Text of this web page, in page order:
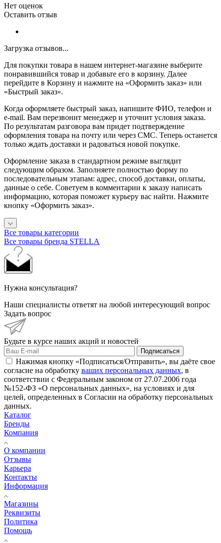
Нет оценок
Оставить отзыв
Загрузка отзывов...
Для покупки товара в нашем интернет-магазине выберите
понравившийся товар и добавьте его в корзину. Далее
перейдите в Корзину и нажмите на «Оформить заказ» или
«Быстрый заказ».
Когда оформляете быстрый заказ, напишите ФИО, телефон и
e-mail. Вам перезвонит менеджер и уточнит условия заказа.
По результатам разговора вам придет подтверждение
оформления товара на почту или через СМС. Теперь останется
только ждать доставки и радоваться новой покупке.
Оформление заказа в стандартном режиме выглядит
следующим образом. Заполняете полностью форму по
последовательным этапам: адрес, способ доставки, оплаты,
данные о себе. Советуем в комментарии к заказу написать
информацию, которая поможет курьеру вас найти. Нажмите
кнопку «Оформить заказ».
Все товары категории
Все товары бренда STELLA
Нужна консультация?
Наши специалисты ответят на любой интересующий вопрос
Задать вопрос
Будьте в курсе наших акций и новостей
Подписаться
Нажимая кнопку «Подписаться/Отправить», вы даёте свое
согласие на обработку ваших персональных данных, в
соответствии с Федеральным законом от 27.07.2006 года
№152-ФЗ «О персональных данных», на условиях и для
целей, определенных в Согласии на обработку персональных
данных.
Каталог
Бренды
Компания
О компании
Отзывы
Карьера
Контакты
Информация
Магазины
Реквизиты
Политика
Помощь